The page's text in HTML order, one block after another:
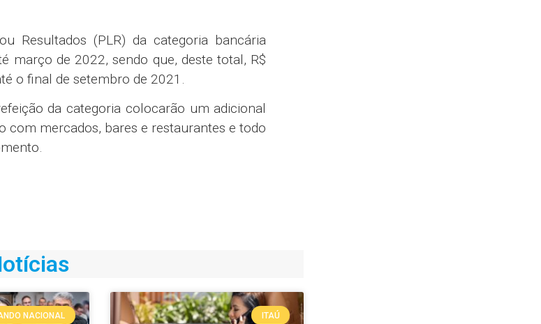
Resultados (PLR) da categoria bancária
março de 2022, sendo que, deste total, R$
o final de setembro de 2021.
da categoria colocarão um adicional
mercados, bares e restaurantes e todo
NACIONAL ITAÚ